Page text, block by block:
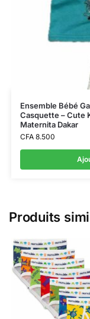
Ensemble Bébé
Casquette – Cute
Maternita Dakar
CFA8.500
Produits